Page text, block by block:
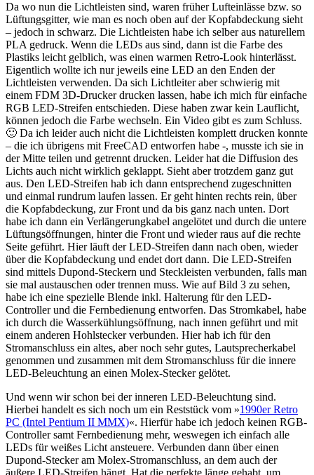
Da wo nun die Lichtleisten sind, waren früher Lufteinlässe bzw. so
Lüftungsgitter, wie man es noch oben auf der Kopfabdeckung sieht
– jedoch in schwarz. Die Lichtleisten habe ich selber aus naturellem
PLA gedruck. Wenn die LEDs aus sind, dann ist die Farbe des
Plastiks leicht gelblich, was einen warmen Retro-Look hinterlässt.
Eigentlich wollte ich nur jeweils eine LED an den Enden der
Lichtleisten verwenden. Da sich Lichtleiter aber schwierig mit
einem FDM 3D-Drucker drucken lassen, habe ich mich für einfache
RGB LED-Streifen entschieden. Diese haben zwar kein Lauflicht,
können jedoch die Farbe wechseln. Ein Video gibt es zum Schluss.
🙂 Da ich leider auch nicht die Lichtleisten komplett drucken konnte
– die ich übrigens mit FreeCAD entworfen habe -, musste ich sie in
der Mitte teilen und getrennt drucken. Leider hat die Diffusion des
Lichts auch nicht wirklich geklappt. Sieht aber trotzdem ganz gut
aus. Den LED-Streifen hab ich dann entsprechend zugeschnitten
und einmal rundrum laufen lassen. Er geht hinten rechts rein, über
die Kopfabdeckung, zur Front und da bis ganz nach unten. Dort
habe ich dann ein Verlängerungkabel angelötet und durch die untere
Lüftungsöffnungen, hinter die Front und wieder raus auf die rechte
Seite geführt. Hier läuft der LED-Streifen dann nach oben, wieder
über die Kopfabdeckung und endet dort dann. Die LED-Streifen
sind mittels Dupond-Steckern und Steckleisten verbunden, falls man
sie mal austauschen oder trennen muss. Wie auf Bild 3 zu sehen,
habe ich eine spezielle Blende inkl. Halterung für den LED-
Controller und die Fernbedienung entworfen. Das Stromkabel, habe
ich durch die Wasserkühlungsöffnung, nach innen geführt und mit
einem anderen Hohlstecker verbunden. Hier hab ich für den
Stromanschluss ein altes, aber noch sehr gutes, Lautsprecherkabel
genommen und zusammen mit dem Stromanschluss für die innere
LED-Beleuchtung an einen Molex-Stecker gelötet.
Und wenn wir schon bei der inneren LED-Beleuchtung sind.
Hierbei handelt es sich noch um ein Reststück vom »1990er Retro
PC (Intel Pentium II MMX)«. Hierfür habe ich jedoch keinen RGB-
Controller samt Fernbedienung mehr, weswegen ich einfach alle
LEDs für weißes Licht ansteuere. Verbunden dann über einen
Dupond-Stecker am Molex-Stromanschluss, an dem auch der